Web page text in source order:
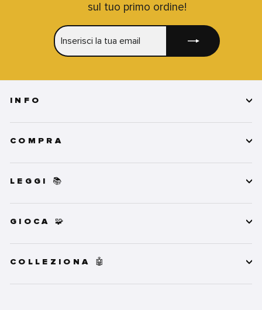
sul tuo primo ordine!
LA
INFO
COMPRA
LEGGI 📚
GIOCA 🧩
COLLEZIONA 🤖